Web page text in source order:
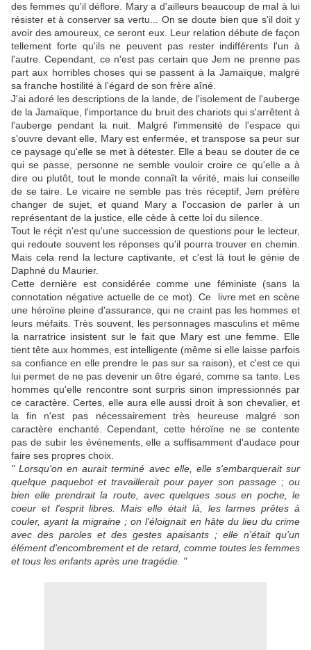
des femmes qu'il déflore. Mary a d'ailleurs beaucoup de mal à lui
résister et à conserver sa vertu... On se doute bien que s'il doit y
avoir des amoureux, ce seront eux. Leur relation débute de façon
tellement forte qu'ils ne peuvent pas rester indifférents l'un à
l'autre. Cependant, ce n'est pas certain que Jem ne prenne pas
part aux horribles choses qui se passent à la Jamaïque, malgré
sa franche hostilité à l'égard de son frère aîné.
J'ai adoré les descriptions de la lande, de l'isolement de l'auberge
de la Jamaïque, l'importance du bruit des chariots qui s'arrêtent à
l'auberge pendant la nuit. Malgré l'immensité de l'espace qui
s'ouvre devant elle, Mary est enfermée, et transpose sa peur sur
ce paysage qu'elle se met à détester. Elle a beau se douter de ce
qui se passe, personne ne semble vouloir croire ce qu'elle a à
dire ou plutôt, tout le monde connaît la vérité, mais lui conseille
de se taire. Le vicaire ne semble pas très réceptif, Jem préfère
changer de sujet, et quand Mary a l'occasion de parler à un
représentant de la justice, elle cède à cette loi du silence.
Tout le réçit n'est qu'une succession de questions pour le lecteur,
qui redoute souvent les réponses qu'il pourra trouver en chemin.
Mais cela rend la lecture captivante, et c'est là tout le génie de
Daphné du Maurier.
Cette dernière est considérée comme une féministe (sans la
connotation négative actuelle de ce mot). Ce livre met en scène
une héroïne pleine d'assurance, qui ne craint pas les hommes et
leurs méfaits. Très souvent, les personnages masculins et même
la narratrice insistent sur le fait que Mary est une femme. Elle
tient tête aux hommes, est intelligente (même si elle laisse parfois
sa confiance en elle prendre le pas sur sa raison), et c'est ce qui
lui permet de ne pas devenir un être égaré, comme sa tante. Les
hommes qu'elle rencontre sont surpris sinon impressionnés par
ce caractère. Certes, elle aura elle aussi droit à son chevalier, et
la fin n'est pas nécessairement très heureuse malgré son
caractère enchanté. Cependant, cette héroïne ne se contente
pas de subir les événements, elle a suffisamment d'audace pour
faire ses propres choix.
" Lorsqu'on en aurait terminé avec elle, elle s'embarquerait sur
quelque paquebot et travaillerait pour payer son passage ; ou
bien elle prendrait la route, avec quelques sous en poche, le
coeur et l'esprit libres. Mais elle était là, les larmes prêtes à
couler, ayant la migraine ; on l'éloignait en hâte du lieu du crime
avec des paroles et des gestes apaisants ; elle n'était qu'un
élément d'encombrement et de retard, comme toutes les femmes
et tous les enfants après une tragédie. "